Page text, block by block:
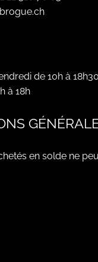
de 10h à 18h30
à 18h
en solde ne